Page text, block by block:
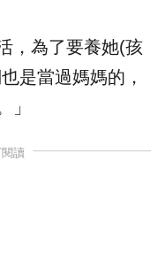
，為了要養她(孩
是當過媽媽的，
」
讀